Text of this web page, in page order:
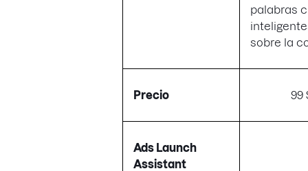
palabras
sobre la
Precio 99
Ads Launch
Assistant